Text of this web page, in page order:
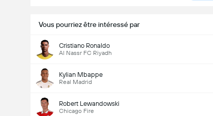
Vous pourriez être intéressé par
Cristiano Ronaldo
Al Nassr FC Riyadh
Kylian Mbappe
Real Madrid
Robert Lewandowski
Chicago Fire